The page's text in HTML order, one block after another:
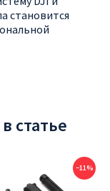
становится
статье
−11%